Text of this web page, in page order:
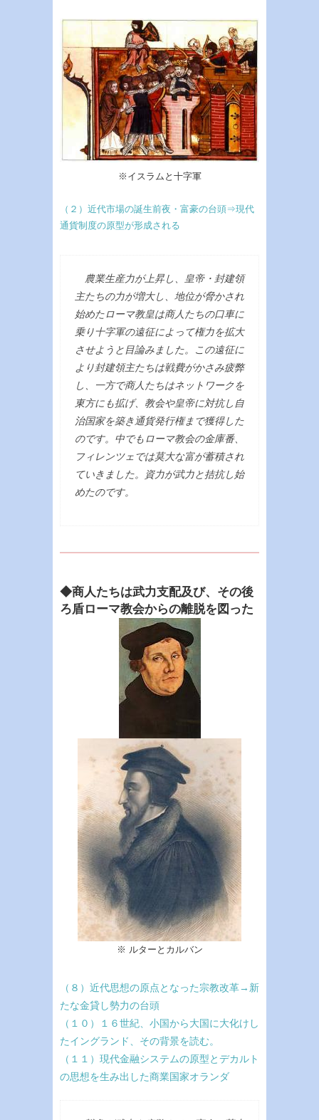
※イスラムと十字軍
（２）近代市場の誕生前夜・富豪の台頭⇒現代
通貨制度の原型が形成される
農業生産力が上昇し、皇帝・封建領
主たちの力が増大し、地位が脅かされ
始めたローマ教皇は商人たちの口車に
乗り十字軍の遠征によって権力を拡大
させようと目論みました。この遠征に
より封建領主たちは戦費がかさみ疲弊
し、一方で商人たちはネットワークを
東方にも拡げ、教会や皇帝に対抗し自
治国家を築き通貨発行権まで獲得した
のです。中でもローマ教会の金庫番、
フィレンツェでは莫大な富が蓄積され
ていきました。資力が武力と拮抗し始
めたのです。
◆商人たちは武力支配及び、その後
ろ盾ローマ教会からの離脱を図った
※ ルターとカルバン
（８）近代思想の原点となった宗教改革→新
たな金貸し勢力の台頭
（１０）１６世紀、小国から大国に大化けし
たイングランド、その背景を読む。
（１１）現代金融システムの原型とデカルト
の思想を生み出した商業国家オランダ